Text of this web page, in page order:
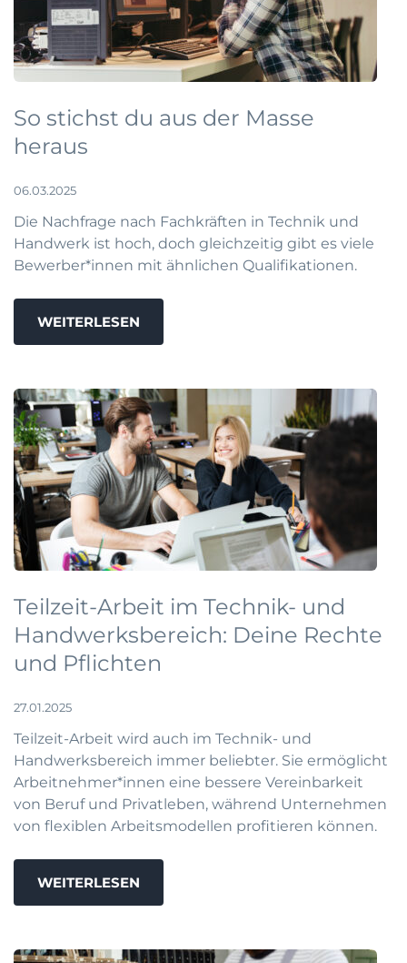
So stichst du aus der Masse
heraus
06.03.2025
Die Nachfrage nach Fachkräften in Technik und
Handwerk ist hoch, doch gleichzeitig gibt es viele
Bewerber*innen mit ähnlichen Qualifikationen.
WEITERLESEN
Teilzeit-Arbeit im Technik- und
Handwerksbereich: Deine Rechte
und Pflichten
27.01.2025
Teilzeit-Arbeit wird auch im Technik- und
Handwerksbereich immer beliebter. Sie ermöglicht
Arbeitnehmer*innen eine bessere Vereinbarkeit
von Beruf und Privatleben, während Unternehmen
von flexiblen Arbeitsmodellen profitieren können.
WEITERLESEN